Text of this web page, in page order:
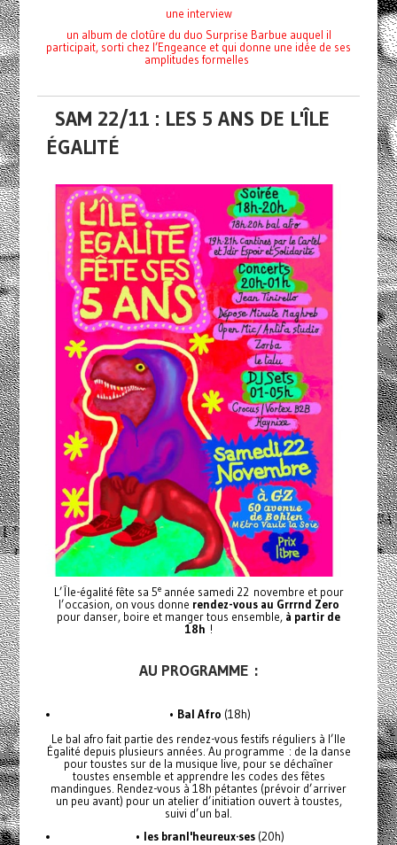
une interview
un album de clotûre du duo Surprise Barbue auquel il
participait, sorti chez l’Engeance et qui donne une idée de ses
amplitudes formelles
SAM 22/11 : LES 5 ANS DE L'ÎLE
ÉGALITÉ
L’Île-égalité fête sa 5eannée samedi 22 novembre et pour
l’occasion, on vous donne rendez-vous au Grrrnd Zero
pour danser, boire et manger tous ensemble, à partir de
18h !
AU PROGRAMME :
• Bal Afro (18h)
Le bal afro fait partie des rendez-vous festifs réguliers à l’Ile
Égalité depuis plusieurs années. Au programme : de la danse
pour toustes sur de la musique live, pour se déchaîner
toustes ensemble et apprendre les codes des fêtes
mandingues. Rendez-vous à 18h pétantes (prévoir d’arriver
un peu avant) pour un atelier d’initiation ouvert à toustes,
suivi d’un bal.
• les branl'heureux·ses(20h)